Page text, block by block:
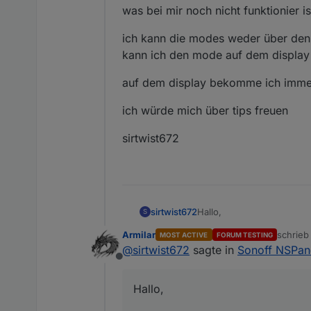
was bei mir noch nicht funktionier
ich kann die modes weder über
kann ich den mode auf dem
auf dem display bekomme ich
ich würde mich über tips freuen
sirtwist672
S sirtwist672Hallo,
ich expermentiere gerade
Offline
Armilar MOST ACTIVE FORUM TESTING
zuletzt
@sirtwist672 sagte in Sonoff
Hallo,